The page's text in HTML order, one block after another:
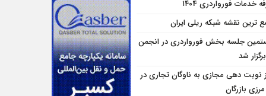
خدمات فورواردری ۱۴۰4
ترین نقشه شبکه ریلی ایران
جلسه بخش فورواردری در انجمن
شد
نوبت دهی مجازی به ناوگان تجاری در
مرزی بازرگان